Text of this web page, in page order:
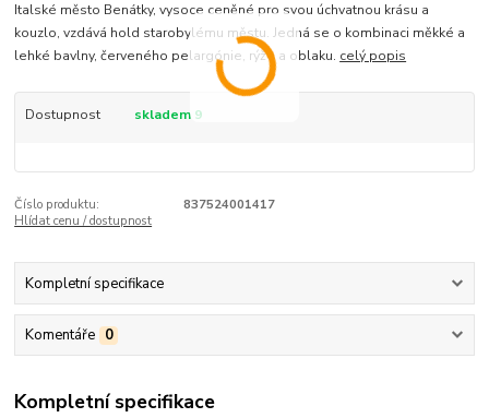
Italské město Benátky, vysoce ceněné pro svou úchvatnou krásu a
kouzlo, vzdává hold starobylému městu. Jedná se o kombinaci měkké a
lehké bavlny, červeného pelargónie, rýže a oblaku. celý popis
Dostupnost skladem 9
Číslo produktu:
837524001417
Hlídat cenu / dostupnost
Kompletní specifikace
Komentáře 0
Kompletní specifikace